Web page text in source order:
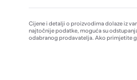
Cijene i detalji o proizvodima dolaze iz
najtočnije podatke, moguća su
odabranog prodavatelja. Ako primjetite